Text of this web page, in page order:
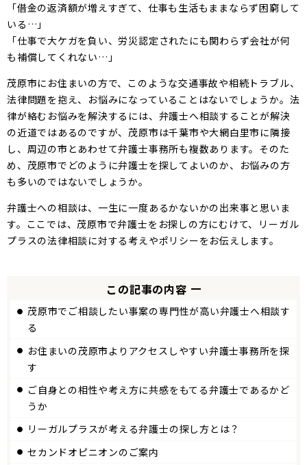
「借金の返済額が増えすぎて、仕事も生活もままならず困窮して
いる…」
「仕事で大ケガを負い、労災認定されたにも関わらず会社が何
も補償してくれない…」
茂原市にお住まいの方で、このような交通事故や相続トラブル、
法律問題を抱え、お悩みになっていることはないでしょうか。法
律が絡むお悩みを解決するには、弁護士へ相談することが解決
の近道ではあるのですが、茂原市は千葉市や大網白里市に隣接
し、周辺の市とあわせて弁護士事務所も複数あります。そのた
め、茂原市でどのように弁護士を探してよいのか、お悩みの方
も多いのではないでしょうか。
弁護士への相談は、一生に一度あるかないかの出来事と思いま
す。ここでは、茂原市で弁護士をお探しの方にむけて、リーガル
プラスの法律相談に対する考えやポリシーをお伝えします。
この記事の内容
茂原市でご相談したい事案の専門性が高い弁護士へ相談す
る
お住まいの茂原市よりアクセスしやすい弁護士事務所を探
す
ご自身との相性や考え方に共感をもてる弁護士であるかど
うか
リーガルプラスが考える弁護士の探し方とは？
セカンドオピニオンのご案内